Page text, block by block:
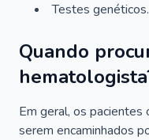
Testes genéticos.
Quando
Em geral, os
serem encaminhados